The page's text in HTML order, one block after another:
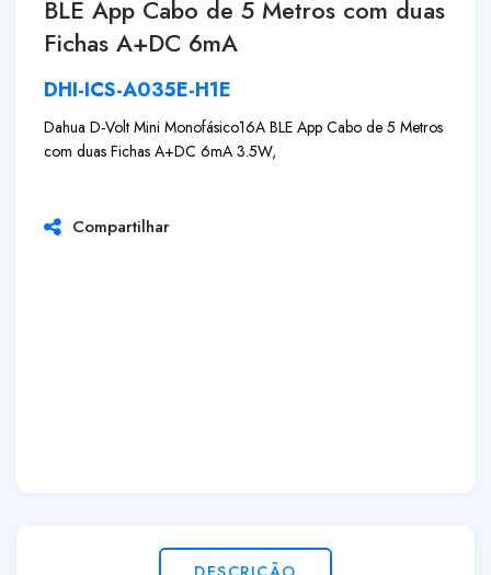
BLE App Cabo de 5 Metros com duas
Fichas A+DC 6mA
DHI-ICS-A035E-H1E
Dahua D-Volt Mini Monofásico16A BLE App Cabo de 5 Metros
com duas Fichas A+DC 6mA 3.5W,
Compartilhar